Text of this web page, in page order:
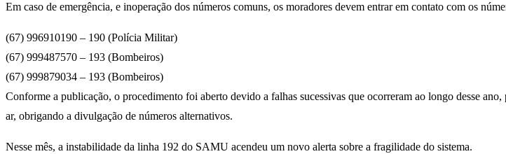
Em caso de emergência, e inoperação dos números comuns, os moradores devem entrar em contato com os
(67) 996910190 – 190 (Polícia Militar)
(67) 999487570 – 193 (Bombeiros)
(67) 999879034 – 193 (Bombeiros)
Conforme a publicação, o procedimento foi aberto devido a falhas sucessivas que ocorreram ao longo desse
ar, obrigando a divulgação de números alternativos.
Nesse mês, a instabilidade da linha 192 do SAMU acendeu um novo alerta sobre a fragilidade do sistema.